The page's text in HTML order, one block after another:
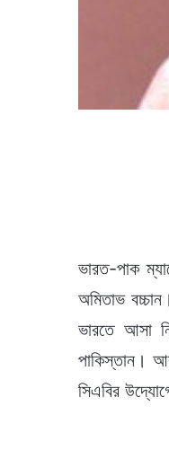
ভারত-পাক
অমিতাভ
ভারতে আসা
পাকিস্তান।
সিএবির